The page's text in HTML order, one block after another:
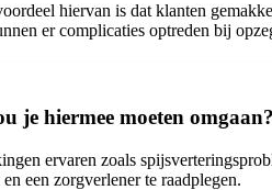
hiervan is dat klanten
er complicaties optreden bij
je hiermee moeten omgaan?
ervaren zoals
een zorgverlener te raadplegen.